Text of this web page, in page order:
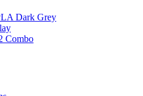
Dark Grey
Combo